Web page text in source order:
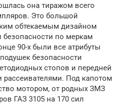
она тиражом всего
Это большой
обтекаемым дизайном
по меркам
90-х были все атрибуты
безопасности
стопов и передней
рассеивателями. Под капотом
мотором, от родных ЗМЗ
ГАЗ 3105 на 170 сил